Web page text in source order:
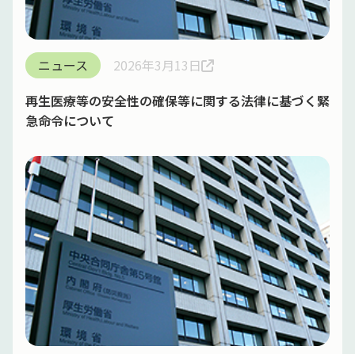
ニュース
2026年3月13日
再生医療等の安全性の確保等に関する法律に基づく緊
急命令について